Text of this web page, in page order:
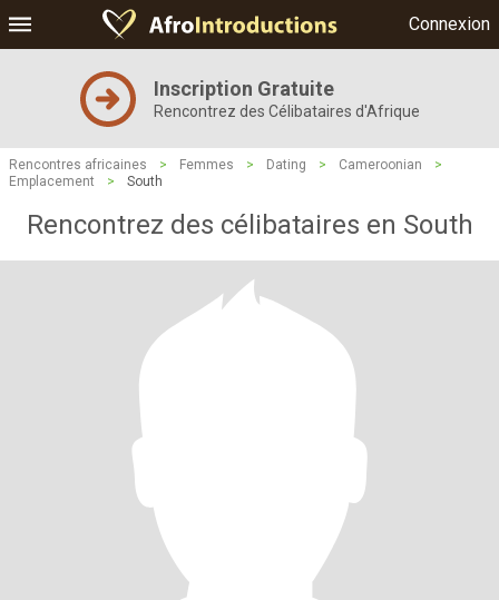
Connexion
Inscription Gratuite
Rencontrez des Célibataires d'Afrique
Rencontres africaines > Femmes > Dating > Cameroonian
>
Emplacement
> South
Rencontrez des célibataires en South